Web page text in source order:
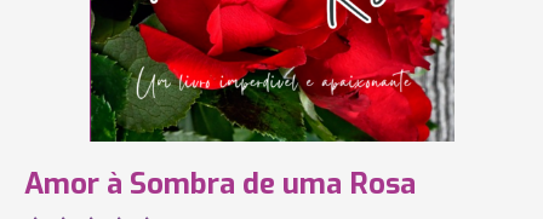
Amor à Sombra de uma Rosa